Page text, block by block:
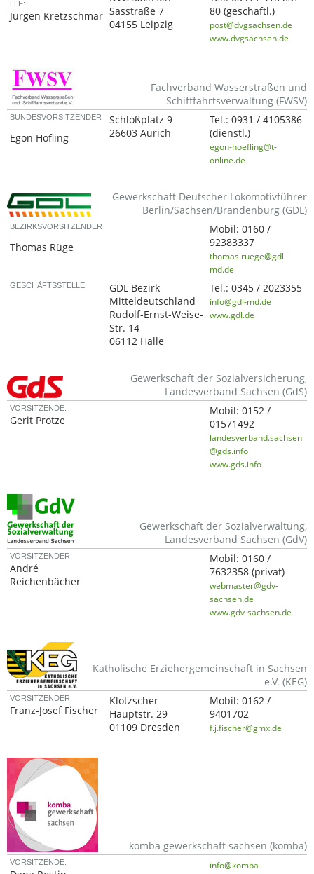
LLE:
Jürgen Kretzschmar Sasstraße 7
04155 Leipzig
80(geschäftl.)
post@dvgsachsen.de
www.dvgsachsen.de
Fachverband Wasserstraßen und
Schifffahrtsverwaltung (FWSV)
BUNDESVORSITZENDER
:
Egon Höfling
Schloßplatz 9
26603 Aurich
Tel.:0931 / 4105386
(dienstl.)
egon-hoefling@t-
online.de
Gewerkschaft Deutscher Lokomotivführer
Berlin/Sachsen/Brandenburg (GDL)
BEZIRKSVORSITZENDER
:
Thomas Rüge
Mobil:0160 /
92383337
thomas.ruege@gdl-
md.de
GESCHÄFTSSTELLE:
GDL Bezirk
Mitteldeutschland
Rudolf-Ernst-Weise-
Str. 14
06112 Halle
Tel.:0345 / 2023355
info@gdl-md.de
www.gdl.de
Gewerkschaft der Sozialversicherung,
Landesverband Sachsen (GdS)
VORSITZENDE:
Gerit Protze
Mobil:0152 /
01571492
landesverband.sachsen
@gds.info
www.gds.info
Gewerkschaft der Sozialverwaltung,
Landesverband Sachsen (GdV)
VORSITZENDER:
André
Reichenbächer
Mobil:0160 /
7632358(privat)
webmaster@gdv-
sachsen.de
www.gdv-sachsen.de
Katholische Erziehergemeinschaft in Sachsen
e.V. (KEG)
VORSITZENDER:
Franz-Josef Fischer
Klotzscher
Hauptstr. 29
01109 Dresden
Mobil:0162 /
9401702
f.j.fischer@gmx.de
komba gewerkschaft sachsen (komba)
VORSITZENDE:
info@komba-